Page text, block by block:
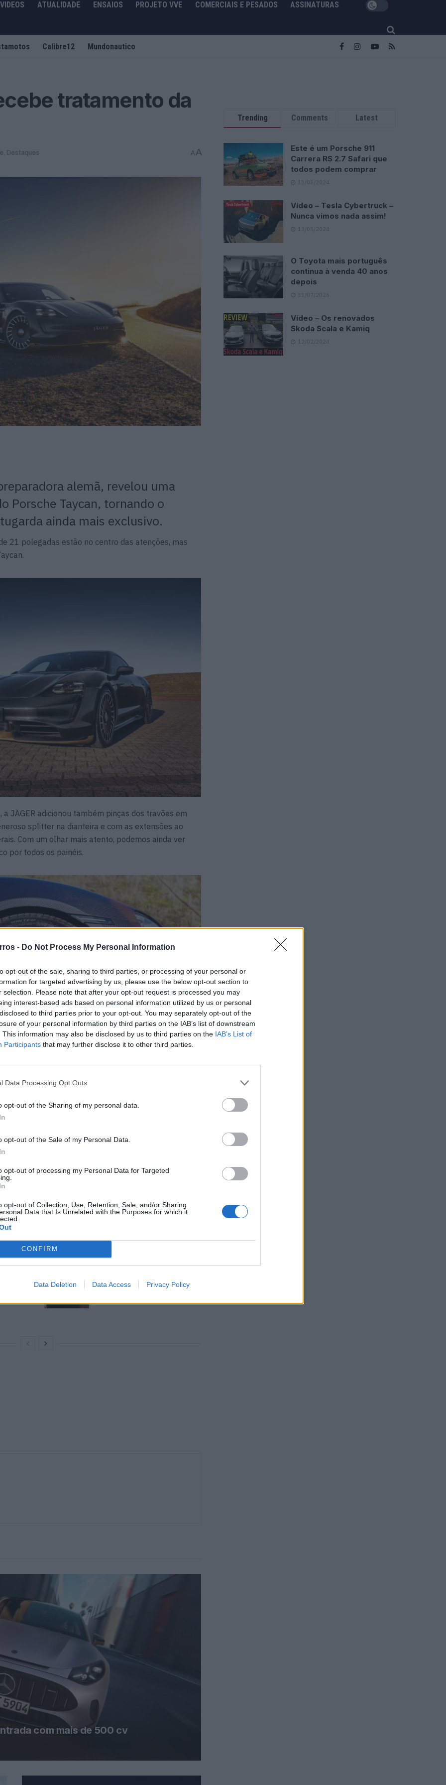
- Do Not Process My Personal Information
opt-out of the sale, sharing to third parties, or processing of your personal or
for targeted advertising by us, please use the below opt-out section to
selection. Please note that after your opt-out request is processed you may
interest-based ads based on personal information utilized by us or personal
to third parties prior to your opt-out. You may separately opt-out of the
of your personal information by third parties on the IAB’s list of downstream
This information may also be disclosed by us to third parties on the IAB’s List of
Participants that may further disclose it to other third parties.
Data Processing Opt Outs
opt-out of the Sharing of my personal data.
opt-out of the Sale of my Personal Data.
opt-out of processing my Personal Data for Targeted
opt-out of Collection, Use, Retention, Sale, and/or Sharing
Data that Is Unrelated with the Purposes for which it
CONFIRM
Data Deletion Data Access Privacy Policy
VIDEOS ATUALIDADE ENSAIOS PROJETO VVE COMERCIAIS E PESADOS ASSINATURAS
Calibre12 Mundonautico
tratamento da
Destaques AA
alemã, revelou uma
Porsche Taycan, tornando o
ainda mais exclusivo.
21 polegadas estão no centro das atenções, mas
JÄGER adicionou também pinças dos travões em
splitter na dianteira e com as extensões ao
Com um olhar mais atento, podemos ainda ver
por todos os painéis.
a adição de fibra de carbono – ajudaram o Taycan a
permaneça totalmente inalterado a nível mecânico,
o desempenho. De qualquer forma, a
produz até 750 CV (560kW/ 761PS) e 1.050Nm
0 aos 100 km/h em 2,6 segundos e uma
surpreender com autonomia
Nissan prepara mudança
histórica no design
05/08/2026
com mais de 500 cv
Trending Comments Latest
Este é um Porsche 911
Carrera RS 2.7 Safari que
todos podem comprar
13/03/2024
Vídeo – Tesla Cybertruck –
Nunca vimos nada assim!
13/05/2024
O Toyota mais português
continua à venda 40 anos
depois
31/07/2026
Vídeo – Os renovados
Skoda Scala e Kamiq
12/02/2024